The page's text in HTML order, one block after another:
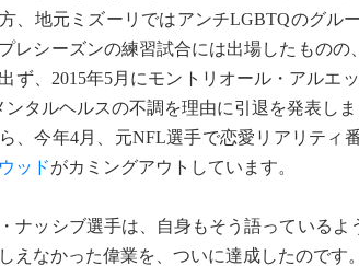
、地元ミズーリではアンチLGBTQのグル
レシーズンの練習試合には出場したもの
ず、2015年5月にモントリオール・アルエ
ンタルヘルスの不調を理由に引退を発表しま
、今年4月、元NFL選手で恋愛リアリティ
ッドがカミングアウトしています。
ナッシブ選手は、自身もそう語っているよ
えなかった偉業を、ついに達成したのです